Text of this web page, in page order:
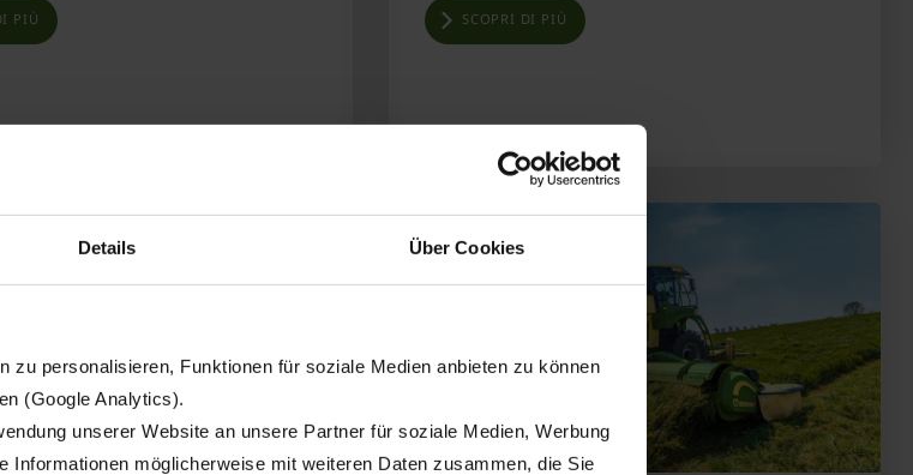
Details Über Cookies
zu personalisieren, Funktionen für soziale Medien anbieten zu können
(Google Analytics).
unserer Website an unsere Partner für soziale Medien, Werbung
Informationen möglicherweise mit weiteren Daten zusammen, die Sie
PIÙ SCOPRI DI PIÙ